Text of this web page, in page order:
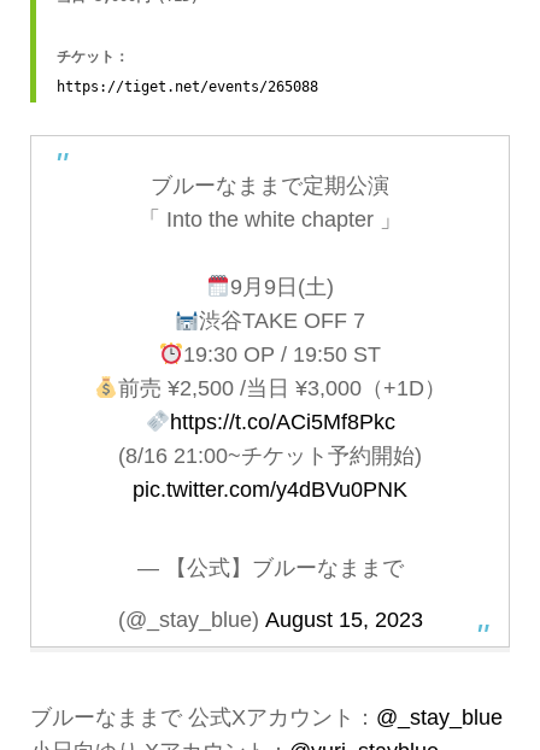
https://tiget.net/events/265088
ブルーなままで定期公演
「 Into the white chapter 」
9月9日(土)
渋谷TAKE OFF 7
19:30 OP / 19:50 ST
前売 ¥2,500 /当日 ¥3,000（+1D）
https://t.co/ACi5Mf8Pkc
(8/16 21:00~チケット予約開始)
pic.twitter.com/y4dBVu0PNK
— 【公式】ブルーなままで
(@_stay_blue) August 15, 2023
ブルーなままで 公式Xアカウント： @_stay_blue